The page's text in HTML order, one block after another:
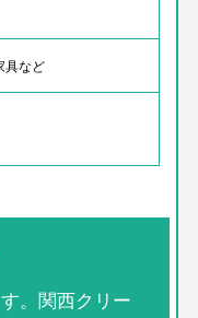
具など
。関西クリー